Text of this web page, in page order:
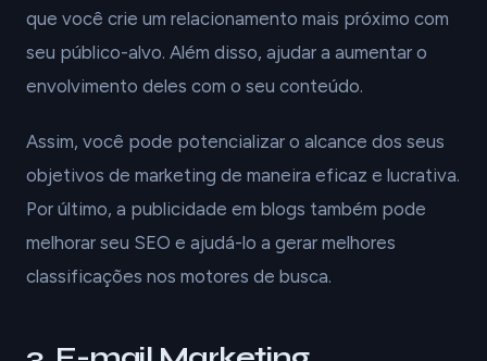
que você crie um relacionamento mais próximo com
seu público-alvo. Além disso, ajudar a aumentar o
envolvimento deles com o seu conteúdo.
Assim, você pode potencializar o alcance dos seus
objetivos de marketing de maneira eficaz e lucrativa.
Por último, a publicidade em blogs também pode
melhorar seu SEO e ajudá-lo a gerar melhores
classificações nos motores de busca.